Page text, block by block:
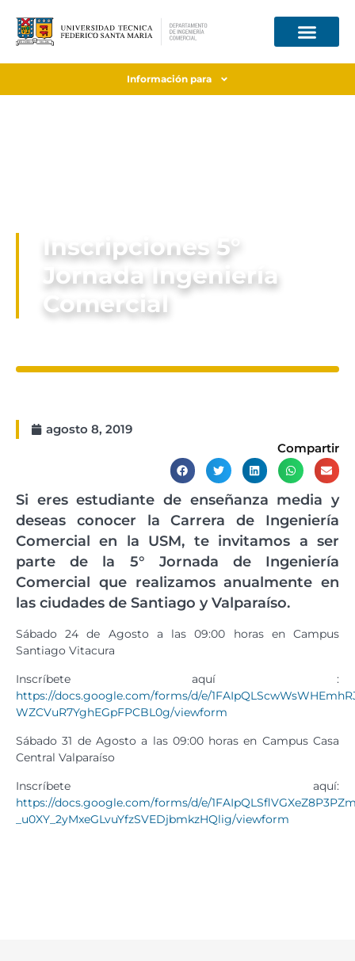
Información para
Inscripciones 5°
Jornada Ingeniería
Comercial
agosto 8, 2019
Compartir
Si eres estudiante de enseñanza media y
deseas conocer la Carrera de Ingeniería
Comercial en la USM, te invitamos a ser
parte de la 5° Jornada de Ingeniería
Comercial que realizamos anualmente en
las ciudades de Santiago y Valparaíso.
Sábado 24 de Agosto a las 09:00 horas en Campus
Santiago Vitacura
Inscríbete aquí :
https://docs.google.com/forms/d/e/
WZCVuR7YghEGpFPCBL0g/viewform
Sábado 31 de Agosto a las 09:00 horas en Campus Casa
Central Valparaíso
Inscríbete aquí:
https://docs.google.com/forms/d/e/
_u0XY_2yMxeGLvuYfzSVEDjbmkzHQlig/viewform